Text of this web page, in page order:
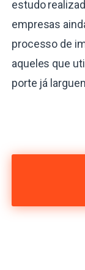
estudo
empresas
processo de
aqueles que
porte já